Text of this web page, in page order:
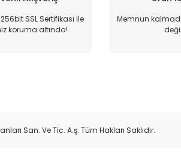
SSL Sertifikası ile
koruma altında!
Memnun
San. Ve Tic. A.ş. Tüm Hakları Saklıdır.